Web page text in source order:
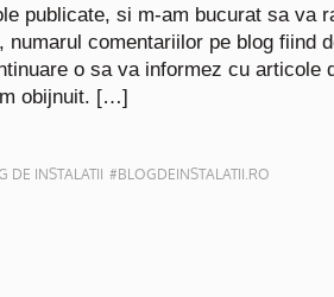
publicate, si m-am bucurat sa va
numarul comentariilor pe blog fiind
o sa va informez cu articole
obijnuit. […]
DE INSTALATII #BLOGDEINSTALATII.RO